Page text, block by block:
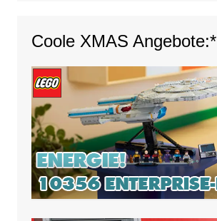
Coole XMAS Angebote:*